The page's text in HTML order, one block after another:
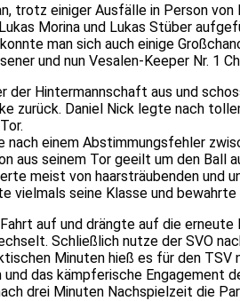
trotz einiger Ausfälle in Person
Morina und Lukas Stüber
man sich auch einige
und nun Vesalen-Keeper Nr. 1
Hintermannschaft aus und
zurück. Daniel Nick legte nach
einem Abstimmungsfehler
seinem Tor geeilt um den Ball
meist von haarsträubenden und
seine Klasse und
auf und drängte auf die
Schließlich nutze der SVO
Minuten hieß es für den
das kämpferische
drei Minuten Nachspielzeit die